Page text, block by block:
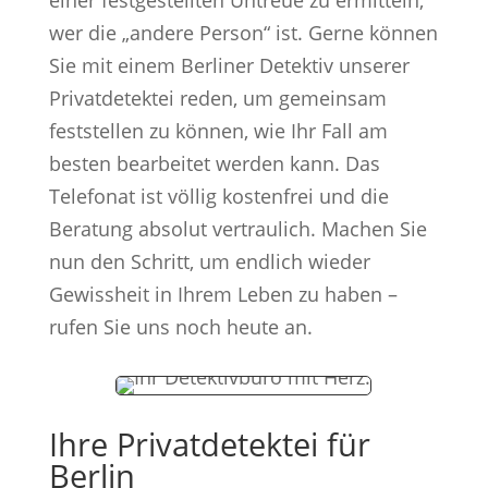
wer die „andere Person“ ist. Gerne können
Sie mit einem Berliner Detektiv unserer
Privatdetektei reden, um gemeinsam
feststellen zu können, wie Ihr Fall am
besten bearbeitet werden kann. Das
Telefonat ist völlig kostenfrei und die
Beratung absolut vertraulich. Machen Sie
nun den Schritt, um endlich wieder
Gewissheit in Ihrem Leben zu haben –
rufen Sie uns noch heute an.
Ihre Privatdetektei für
Berlin